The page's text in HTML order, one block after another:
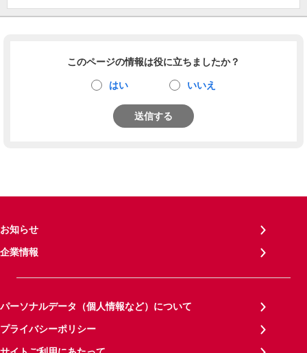
このページの情報は役に立ちましたか？
はい いいえ
送信する
お知らせ
企業情報
パーソナルデータ（個人情報など）について
プライバシーポリシー